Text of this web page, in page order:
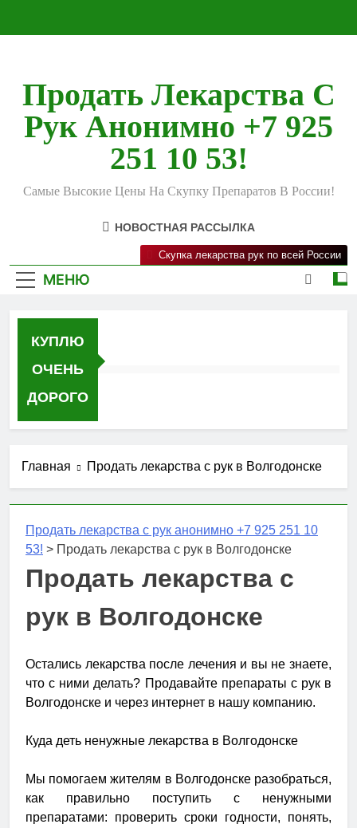
Продать Лекарства С
Рук Анонимно +7 925
251 10 53!
Самые Высокие Цены На Скупку Препаратов В России!
НОВОСТНАЯ РАССЫЛКА
МЕНЮ
Скупка лекарства рук по всей России
КУПЛЮ
ОЧЕНЬ
ДОРОГО
Главная Продать лекарства с рук в Волгодонске
Продать лекарства с рук анонимно +7 925 251 10
53! > Продать лекарства с рук в Волгодонске
Продать лекарства с
рук в Волгодонске
Остались лекарства после лечения и вы не знаете,
что с ними делать? Продавайте препараты с рук в
Волгодонске и через интернет в нашу компанию.
Куда деть ненужные лекарства в Волгодонске
Мы помогаем жителям в Волгодонске разобраться,
как правильно поступить с ненужными
препаратами: проверить сроки годности, понять,